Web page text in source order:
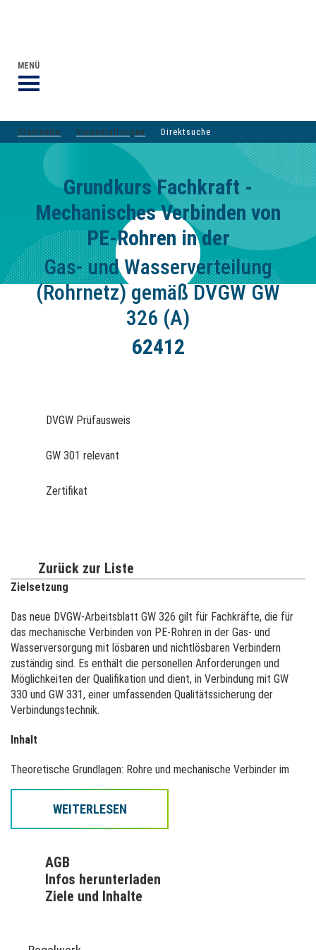
MENÜ
Startseite Veranstaltungen Direktsuche
Grundkurs Fachkraft -
Mechanisches Verbinden von
PE-Rohren in der
Gas- und Wasserverteilung
(Rohrnetz) gemäß DVGW GW
326 (A)
62412
DVGW Prüfausweis
GW 301 relevant
Zertifikat
Zurück zur Liste
Zielsetzung
Das neue DVGW-Arbeitsblatt GW 326 gilt für Fachkräfte, die für
das mechanische Verbinden von PE-Rohren in der Gas- und
Wasserversorgung mit lösbaren und nichtlösbaren Verbindern
zuständig sind. Es enthält die personellen Anforderungen und
Möglichkeiten der Qualifikation und dient, in Verbindung mit GW
330 und GW 331, einer umfassenden Qualitätssicherung der
Verbindungstechnik.
Inhalt
Theoretische Grundlagen: Rohre und mechanische Verbinder im
Werkstoffeigenschaften; Verbindungstechniken,
Ausführungsarten, Werkzeuge und Maschinen; Transport und
Leitungsbau (verschiedene Bauweisen); Anschluss-, Einbindungs-
und Reparaturarbeiten; Absperren/Abquetschen von unter Druck
stehenden Leitungen; Gassicherheit (einschließlich
WEITERLESEN
AGB
Infos herunterladen
Ziele und Inhalte